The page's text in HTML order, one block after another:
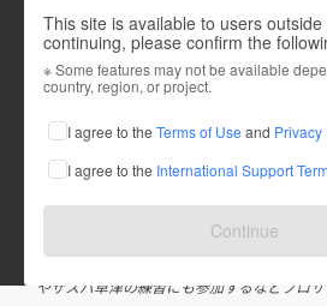
This site is available to users
continuing, please confirm the
※ Some features may not be available
country, region, or project.
I agree to the Terms of Use and Privacy
I agree to the International Support
Continue
Genki
これまでに34回支援して1件のプロジェク
在住国：日本 現在地：未設定
出身国：日本 出身地：大阪府
1984年12月生まれ。akippa株式会社代表
学へ行かず関西サッカーリーグでプレー。
やザスパ草津の練習にも参加するなどプロサ